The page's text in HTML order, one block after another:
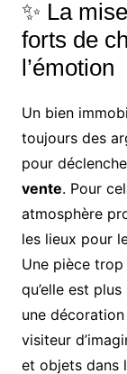
✨ La
forts de
l’émotion
Un bien
toujours des
pour
vente. Pour
atmosphère
les lieux pour
Une pièce
qu’elle est
une
visiteur
et objets dans